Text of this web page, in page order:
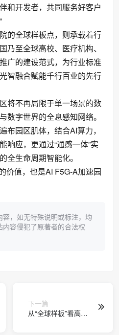
和开发者，共同服务好客户
的全球样板点，则承载着行
乃至全球高校、医疗机构、
广的建设范式，为行业标准
智融合赋能千行百业的先行
将不再局限于单一场景的数
数字世界的全息感知网络。
布园区肌体，结合AI算力，
响应，更通过“通感一体”实
全生命周期智能化。
价值，也是AI F5G-A加速园
，如无特殊说明或标注，均
容侵犯了原著者的合法权
下一篇
从“全球样板”看高校